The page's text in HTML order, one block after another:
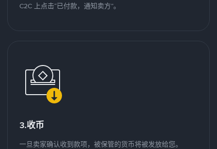
C2C 上点击“已付款，通知卖方”。
3.收币
一旦卖家确认收到款项，被保管的货币将被发放给您。